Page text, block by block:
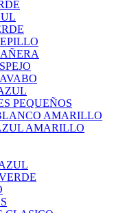
PEQUEÑOS
AMARILLO
AMARILLO